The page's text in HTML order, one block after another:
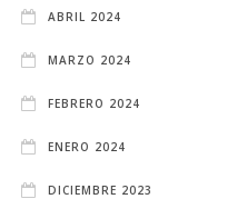
ABRIL 2024
MARZO 2024
FEBRERO 2024
ENERO 2024
DICIEMBRE 2023